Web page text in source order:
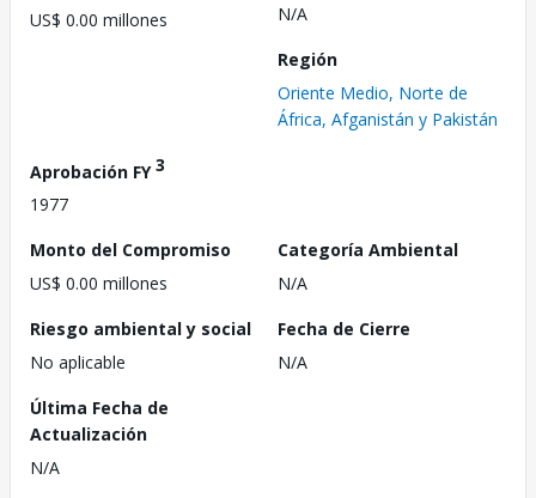
US$ 0.00 millones
N/A
Región
Oriente Medio, Norte de
África, Afganistán y Pakistán
Aprobación FY3
1977
Monto del Compromiso
US$ 0.00 millones
Categoría Ambiental
N/A
Riesgo ambiental y social
No aplicable
Fecha de Cierre
N/A
Última Fecha de
Actualización
N/A